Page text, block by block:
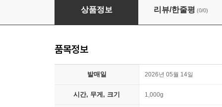
김다솔 (Dasol Kim) - 슈만: 피아노 독주집 ;
상품정보 리뷰/한줄평 (0/0)
품목정보
발매일 2026년 05월 14일
시간, 무게, 크기 1,000g